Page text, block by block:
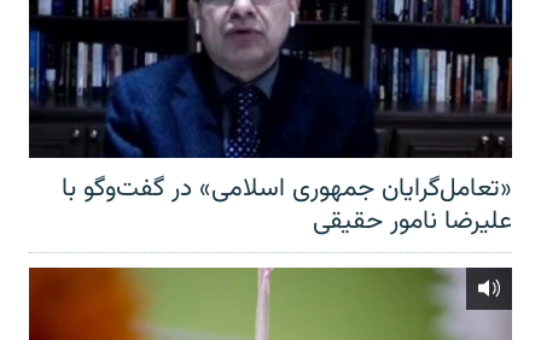
«تعامل‌گرایان جمهوری اسلامی» در گفت‌وگو با
علیرضا نامور حقیقی